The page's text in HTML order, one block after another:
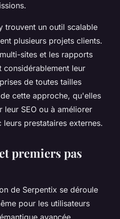
trouvent un outil scalable
plusieurs projets clients.
sites et les rapports
considérablement leur
de toutes tailles
cette approche, qu'elles
leur SEO ou à améliorer
prestataires externes.
premiers pas
de Serpentix se déroule
pour les utilisateurs